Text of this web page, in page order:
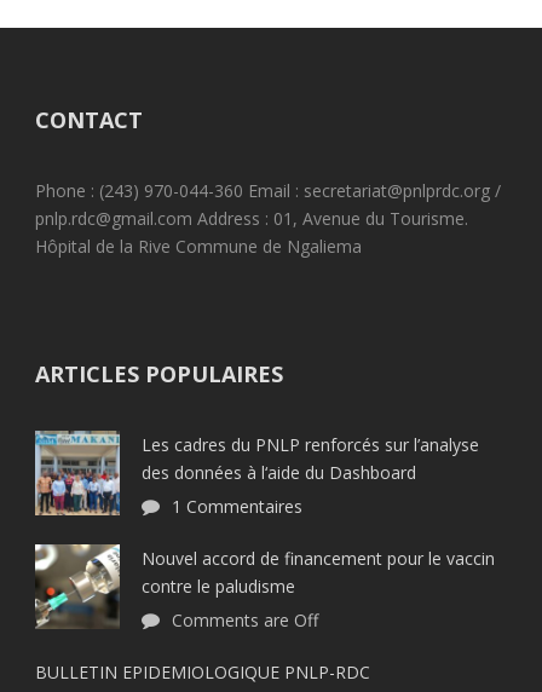
CONTACT
Phone : (243) 970-044-360 Email : secretariat@pnlprdc.org /
pnlp.rdc@gmail.com Address : 01, Avenue du Tourisme.
Hôpital de la Rive Commune de Ngaliema
ARTICLES POPULAIRES
Les cadres du PNLP renforcés sur l’analyse
des données à l‘aide du Dashboard
1 Commentaires
Nouvel accord de financement pour le vaccin
contre le paludisme
Comments are Off
BULLETIN EPIDEMIOLOGIQUE PNLP-RDC